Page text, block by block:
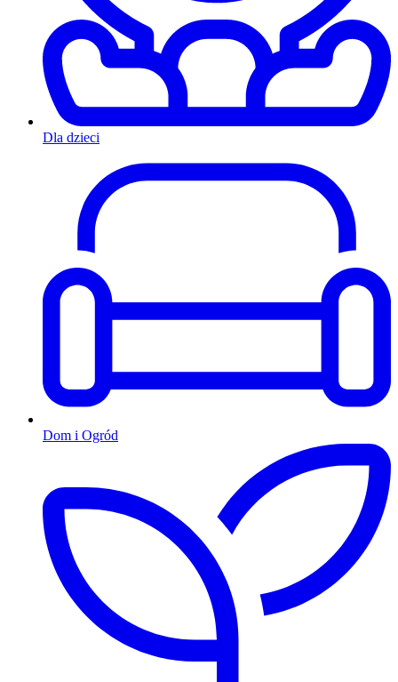
Dla dzieci
Dom i Ogród